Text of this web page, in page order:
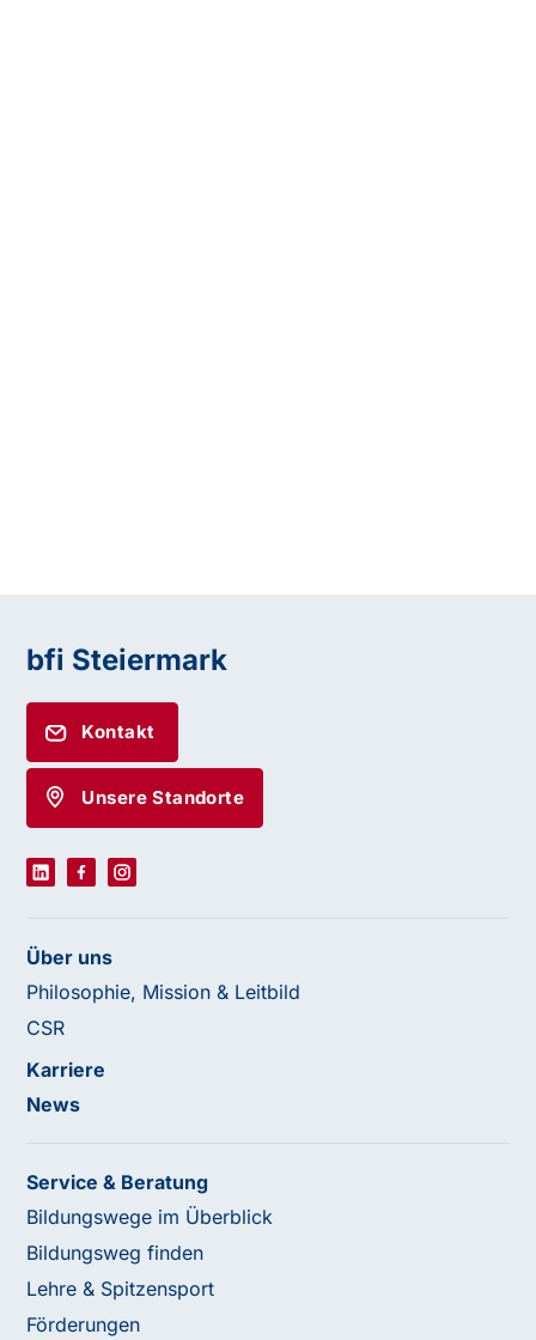
bfi Steiermark
Kontakt
Unsere Standorte
Über uns
Philosophie, Mission & Leitbild
CSR
Karriere
News
Service & Beratung
Bildungswege im Überblick
Bildungsweg finden
Lehre & Spitzensport
Förderungen